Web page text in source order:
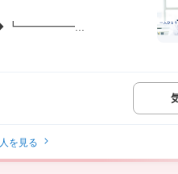
◆ ┗━━━━━...
を見る